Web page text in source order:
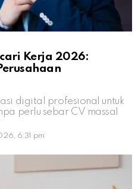
Kerja 2026:
digital profesional untuk
perlu sebar CV massal
6:31 pm